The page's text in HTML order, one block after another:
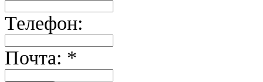
Телефон:
Почта: *